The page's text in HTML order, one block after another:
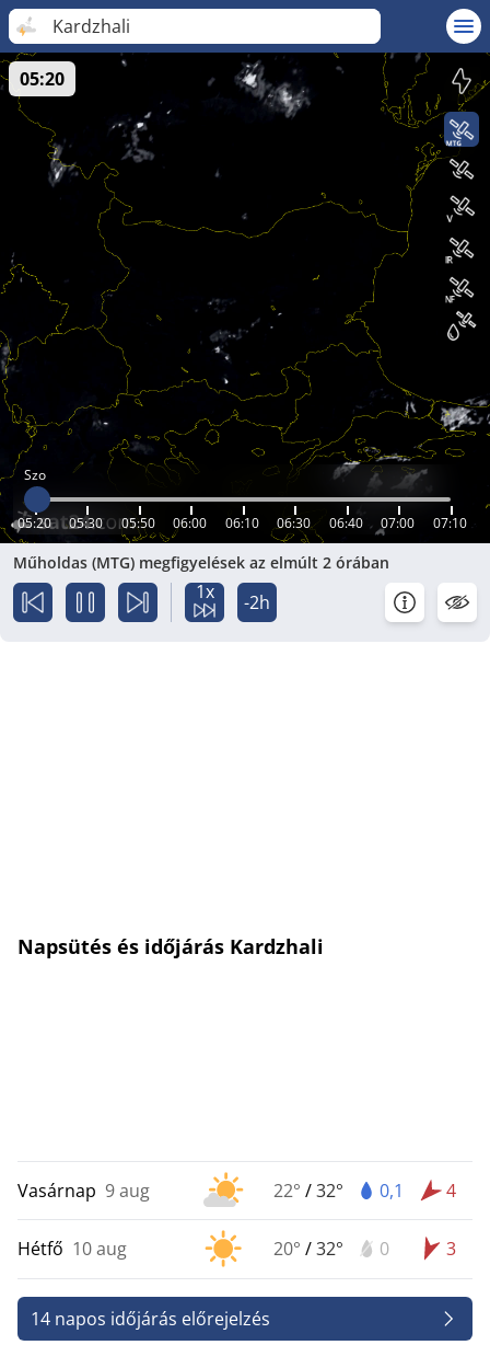
Kardzhali
Szo
05:20 05:30 05:50 06:00 06:10 06:30 06:40 07:00 07:10
05:20
Műholdas (MTG) megfigyelések az elmúlt 2 órában
1x -2h
Napsütés és időjárás Kardzhali
Vasárnap 9 aug 22° /32° 0,1 4
Hétfő 10 aug 20° /32° 0 3
14 napos időjárás előrejelzés